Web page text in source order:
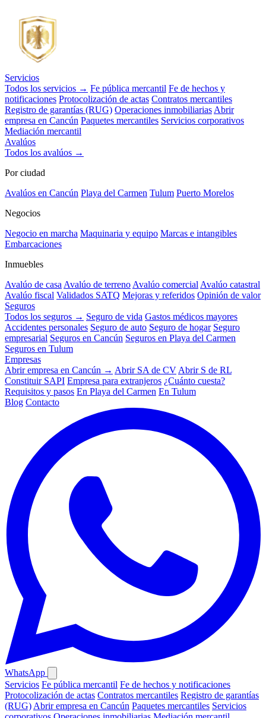
Servicios
Todos los servicios → Fe pública mercantil Fe de hechos y
notificaciones Protocolización de actas Contratos mercantiles
Registro de garantías (RUG) Operaciones inmobiliarias Abrir
empresa en Cancún Paquetes mercantiles Servicios corporativos
Mediación mercantil
Avalúos
Todos los avalúos →
Por ciudad
Avalúos en Cancún Playa del Carmen Tulum Puerto Morelos
Negocios
Negocio en marcha Maquinaria y equipo Marcas e intangibles
Embarcaciones
Inmuebles
Avalúo de casa Avalúo de terreno Avalúo comercial Avalúo catastral
Avalúo fiscal Validados SATQ Mejoras y referidos Opinión de valor
Seguros
Todos los seguros → Seguro de vida Gastos médicos mayores
Accidentes personales Seguro de auto Seguro de hogar Seguro
empresarial Seguros en Cancún Seguros en Playa del Carmen
Seguros en Tulum
Empresas
Abrir empresa en Cancún → Abrir SA de CV Abrir S de RL
Constituir SAPI Empresa para extranjeros ¿Cuánto cuesta?
Requisitos y pasos En Playa del Carmen En Tulum
Blog Contacto
WhatsApp
Servicios Fe pública mercantil Fe de hechos y notificaciones
Protocolización de actas Contratos mercantiles Registro de garantías
(RUG) Abrir empresa en Cancún Paquetes mercantiles Servicios